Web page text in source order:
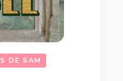
DE SAM